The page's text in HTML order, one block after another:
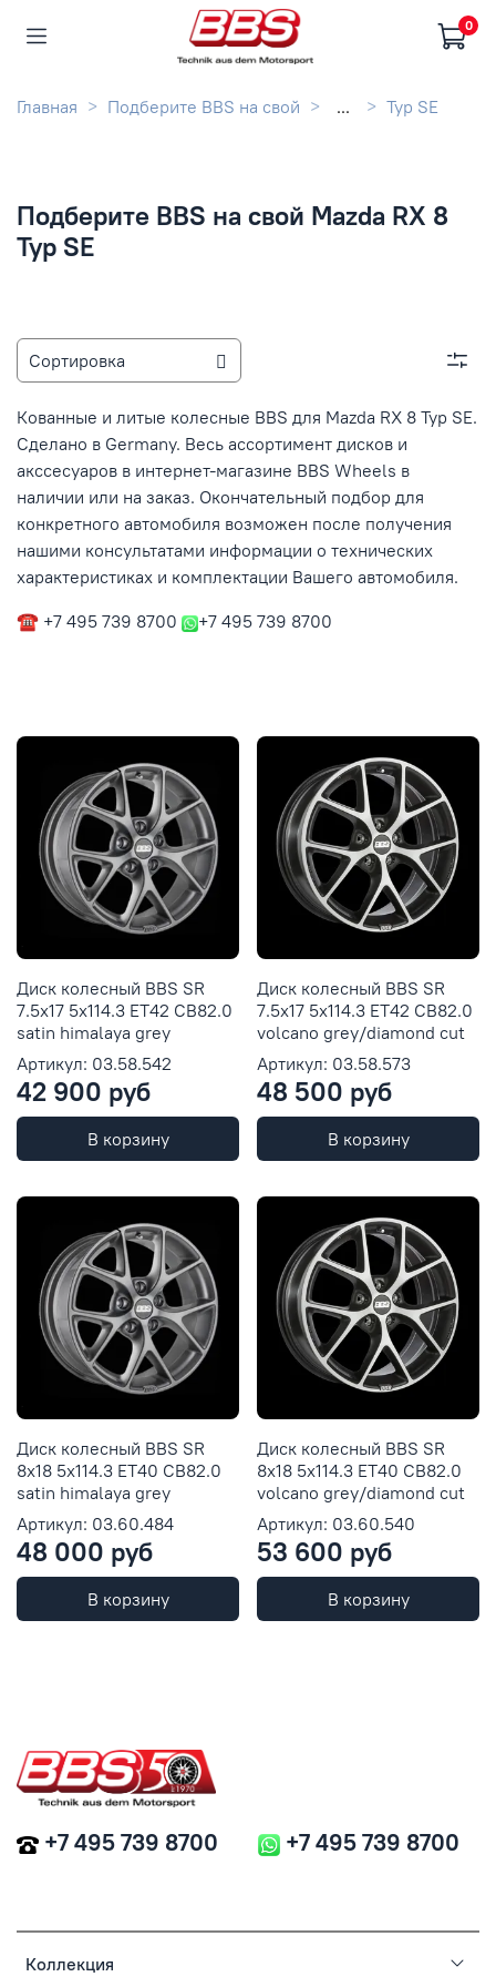
0
Главная Подберите BBS на свой ... Typ SE
Подберите BBS на свой Mazda RX 8
Typ SE
Кованные и литые колесные BBS для Mazda RX 8 Typ SE.
Сделано в Germany. Весь ассортимент дисков и
акссесуаров в интернет-магазине BBS Wheels в
наличии или на заказ. Окончательный подбор для
конкретного автомобиля возможен после получения
нашими консультатами информации о технических
характеристиках и комплектации Вашего автомобиля.
☎ +7 495 739 8700
+7 495 739 8700
Диск колесный BBS SR
7.5x17 5x114.3 ET42 CB82.0
satin himalaya grey
Артикул: 03.58.542
42 900 руб
В корзину
Диск колесный BBS SR
7.5x17 5x114.3 ET42 CB82.0
volcano grey/diamond cut
Артикул: 03.58.573
48 500 руб
В корзину
Диск колесный BBS SR
8x18 5x114.3 ET40 CB82.0
satin himalaya grey
Артикул: 03.60.484
48 000 руб
В корзину
Диск колесный BBS SR
8x18 5x114.3 ET40 CB82.0
volcano grey/diamond cut
Артикул: 03.60.540
53 600 руб
В корзину
Коллекция
+7 495 739 8700 +7 495 739 8700